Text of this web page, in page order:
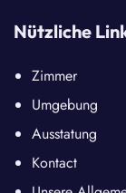
Nützliche
Zimmer
Umgebung
Ausstatung
Kontact